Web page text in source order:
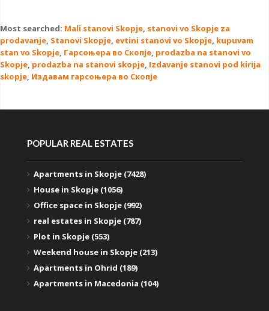
Most searched: Mali stanovi Skopje, stanovi vo Skopje za
prodavanje, Stanovi Skopje, evtini stanovi vo Skopje, kupuvam
stan vo Skopje, Гарсоњера во Скопје, prodazba na stanovi vo
Skopje, prodazba na stanovi skopje, Izdavanje stanovi pod kirija
skopje, Издавам гарсоњера во Скопје
POPULAR REAL ESTATES
Apartments in Skopje (7428)
House in Skopje (1056)
Office space in Skopje (992)
real estates in Skopje (787)
Plot in Skopje (553)
Weekend house in Skopje (213)
Apartments in Ohrid (189)
Apartments in Macedonia (104)